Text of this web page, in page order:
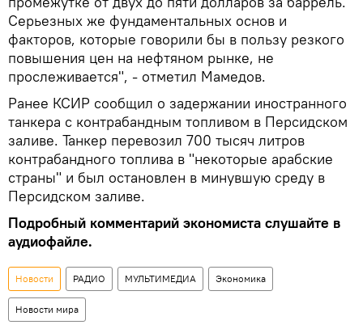
Серьезных же фундаментальных основ и
факторов, которые говорили бы в пользу резкого
повышения цен на нефтяном рынке, не
прослеживается", - отметил Мамедов.
Ранее КСИР сообщил о задержании иностранного
танкера с контрабандным топливом в Персидском
заливе. Танкер перевозил 700 тысяч литров
контрабандного топлива в "некоторые арабские
страны" и был остановлен в минувшую среду в
Персидском заливе.
Подробный комментарий экономиста слушайте в
аудиофайле.
Новости РАДИО МУЛЬТИМЕДИА Экономика
Новости мира